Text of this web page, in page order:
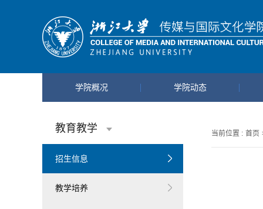
学院概况 学院动态
教育教学
招生信息
教学培养
当前位置 : 首页